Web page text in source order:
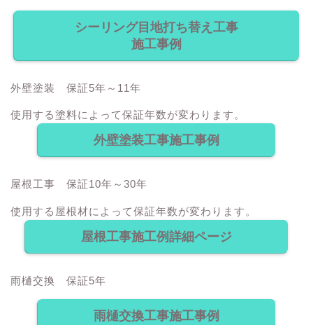
シーリング目地打ち替え工事
施工事例
外壁塗装 保証5年～11年
使用する塗料によって保証年数が変わります。
外壁塗装工事施工事例
屋根工事 保証10年～30年
使用する屋根材によって保証年数が変わります。
屋根工事施工例詳細ページ
雨樋交換 保証5年
雨樋交換工事施工事例